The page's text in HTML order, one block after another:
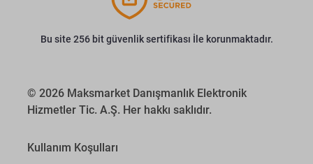
Bu site 256 bit güvenlik sertifikası İle korunmaktadır.
© 2026 Maksmarket Danışmanlık Elektronik
Hizmetler Tic. A.Ş. Her hakkı saklıdır.
Kullanım Koşulları